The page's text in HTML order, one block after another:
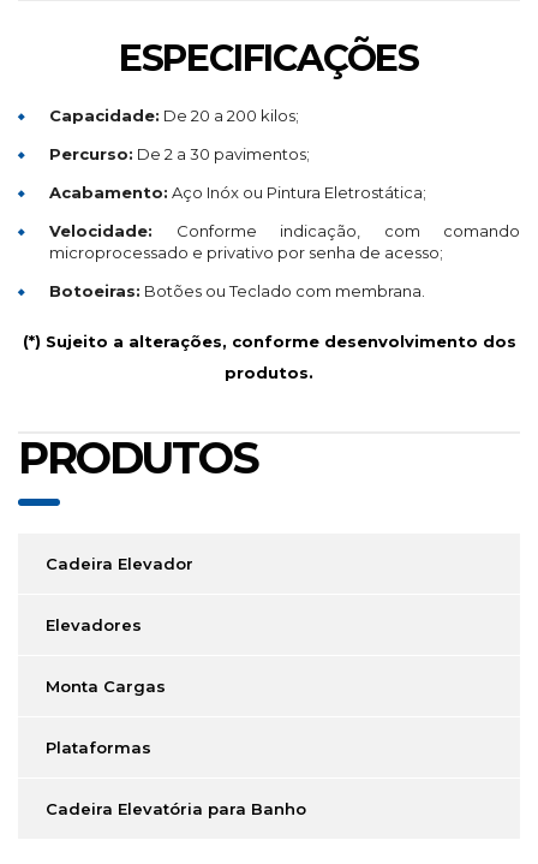
ESPECIFICAÇÕES
Capacidade: De 20 a 200 kilos;
Percurso: De 2 a 30 pavimentos;
Acabamento: Aço Inóx ou Pintura Eletrostática;
Velocidade: Conforme indicação, com comando
microprocessado e privativo por senha de acesso;
Botoeiras: Botões ou Teclado com membrana.
(*) Sujeito a alterações, conforme desenvolvimento dos
produtos.
PRODUTOS
Cadeira Elevador
Elevadores
Monta Cargas
Plataformas
Cadeira Elevatória para Banho